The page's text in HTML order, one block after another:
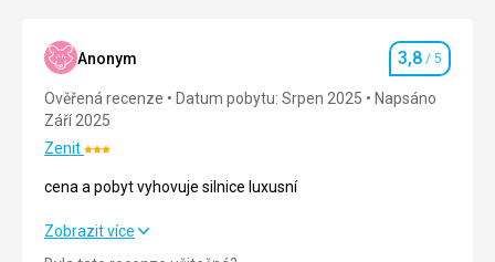
Anonym Hodnocení
3,8 / 5
Ověřená recenze Datum pobytu: Srpen 2025
Napsáno
Září 2025
ZenitHodnocení:
cena a pobyt vyhovuje silnice luxusní
cena a pobyt vyhovuje silnice luxusní
Zobrazit více